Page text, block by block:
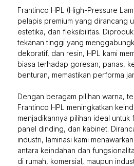
Frantinco HPL (High-Pressure
pelapis premium yang dirancang
estetika, dan fleksibilitas.
tekanan tinggi yang
dekoratif, dan resin, HPL kami
biasa terhadap goresan, panas,
benturan, memastikan performa
Dengan beragam pilihan warna,
Frantinco HPL meningkatkan
menjadikannya pilihan ideal untuk
panel dinding, dan kabinet.
industri, laminasi kami
antara keindahan dan
di rumah, komersial, maupun